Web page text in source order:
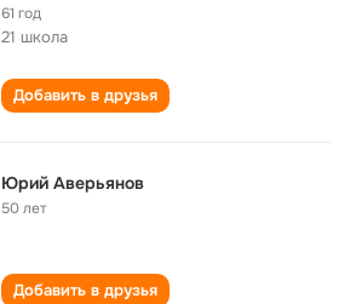
61 год
21 школа
Добавить в друзья
Юрий Аверьянов
50 лет
Добавить в друзья